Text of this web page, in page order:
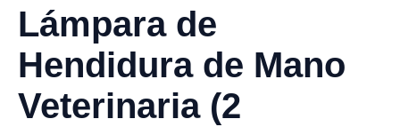
Lámpara de
Hendidura de Mano
Veterinaria (2